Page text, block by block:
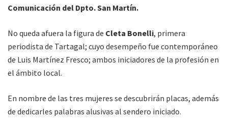
Comunicación del Dpto. San Martín.
No queda afuera la figura de Cleta Bonelli, primera
periodista de Tartagal; cuyo desempeño fue contemporáneo
de Luis Martínez Fresco; ambos iniciadores de la profesión en
el ámbito local.
En nombre de las tres mujeres se descubrirán placas, además
de dedicarles palabras alusivas al sendero iniciado.